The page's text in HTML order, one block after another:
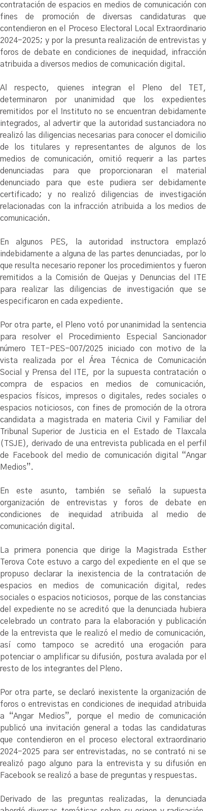
contratación de espacios en medios de comunicación con
fines de promoción de diversas candidaturas que
contendieron en el Proceso Electoral Local Extraordinario
2024-2025; y por la presunta realización de entrevistas y
foros de debate en condiciones de inequidad, infracción
atribuida a diversos medios de comunicación digital.
Al respecto, quienes integran el Pleno del TET,
determinaron por unanimidad que los expedientes
remitidos por el Instituto no se encuentran debidamente
integrados, al advertir que la autoridad sustanciadora no
realizó las diligencias necesarias para conocer el domicilio
de los titulares y representantes de algunos de los
medios de comunicación, omitió requerir a las partes
denunciadas para que proporcionaran el material
denunciado para que este pudiera ser debidamente
certificado; y no realizó diligencias de investigación
relacionadas con la infracción atribuida a los medios de
comunicación.
En algunos PES, la autoridad instructora emplazó
indebidamente a alguna de las partes denunciadas, por lo
que resulta necesario reponer los procedimientos y fueron
remitidos a la Comisión de Quejas y Denuncias del ITE
para realizar las diligencias de investigación que se
especificaron en cada expediente.
Por otra parte, el Pleno votó por unanimidad la sentencia
para resolver el Procedimiento Especial Sancionador
número TET-PES-007/2025 iniciado con motivo de la
vista realizada por el Área Técnica de Comunicación
Social y Prensa del ITE, por la supuesta contratación o
compra de espacios en medios de comunicación,
espacios físicos, impresos o digitales, redes sociales o
espacios noticiosos, con fines de promoción de la otrora
candidata a magistrada en materia Civil y Familiar del
Tribunal Superior de Justicia en el Estado de Tlaxcala
(TSJE), derivado de una entrevista publicada en el perfil
de Facebook del medio de comunicación digital “Angar
Medios”.
En este asunto, también se señaló la supuesta
organización de entrevistas y foros de debate en
condiciones de inequidad atribuida al medio de
comunicación digital.
La primera ponencia que dirige la Magistrada Esther
Terova Cote estuvo a cargo del expediente en el que se
propuso declarar la inexistencia de la contratación de
espacios en medios de comunicación digital, redes
sociales o espacios noticiosos, porque de las constancias
del expediente no se acreditó que la denunciada hubiera
celebrado un contrato para la elaboración y publicación
de la entrevista que le realizó el medio de comunicación,
así como tampoco se acreditó una erogación para
potenciar o amplificar su difusión, postura avalada por el
resto de los integrantes del Pleno.
Por otra parte, se declaró inexistente la organización de
foros o entrevistas en condiciones de inequidad atribuida
a “Angar Medios”, porque el medio de comunicación
publicó una invitación general a todas las candidaturas
que contendieron en el proceso electoral extraordinario
2024-2025 para ser entrevistadas, no se contrató ni se
realizó pago alguno para la entrevista y su difusión en
Facebook se realizó a base de preguntas y respuestas.
Derivado de las preguntas realizadas, la denunciada